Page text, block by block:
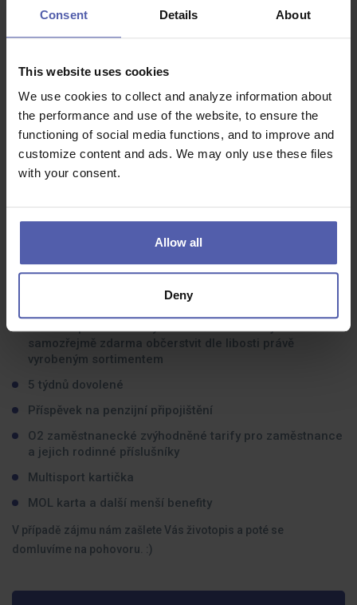
Consent Details About
This website uses cookies
We use cookies to collect and analyze information about
the performance and use of the website, to ensure the
functioning of social media functions, and to improve and
customize content and ads. We may only use these files
with your consent.
Allow all
Deny
Praxe na obdobné pozici není podmínkou v případě
potřeby tě zaučíme
Práci která není fyzicky náročná
Dobré finanční ohodnocení
Možnost ubytování
pozice ve výrobě
Po dobu pracovní doby se zaměstnanci mají možnost
samozřejmě zdarma občerstvit dle libosti právě
vyrobeným sortimentem
5 týdnů dovolené
Příspěvek na penzijní připojištění
O2 zaměstnanecké zvýhodněné tarify pro zaměstnance
a jejich rodinné příslušníky
Multisport kartička
MOL karta a další menší benefity
V případě zájmu nám zašlete Vás životopis a poté se
domluvíme na pohovoru. :)